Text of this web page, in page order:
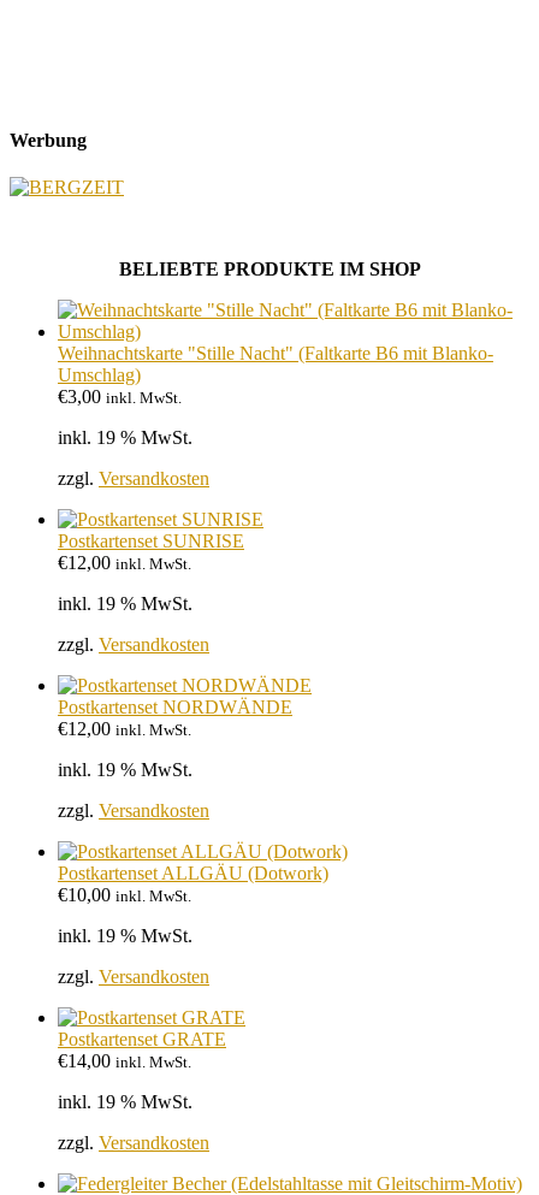
Werbung
BELIEBTE PRODUKTE IM SHOP
Weihnachtskarte "Stille Nacht" (Faltkarte B6 mit Blanko-
Umschlag)
€3,00 inkl. MwSt.
inkl. 19 % MwSt.
zzgl. Versandkosten
Postkartenset SUNRISE
€12,00 inkl. MwSt.
inkl. 19 % MwSt.
zzgl. Versandkosten
Postkartenset NORDWÄNDE
€12,00 inkl. MwSt.
inkl. 19 % MwSt.
zzgl. Versandkosten
Postkartenset ALLGÄU (Dotwork)
€10,00 inkl. MwSt.
inkl. 19 % MwSt.
zzgl. Versandkosten
Postkartenset GRATE
€14,00 inkl. MwSt.
inkl. 19 % MwSt.
zzgl. Versandkosten